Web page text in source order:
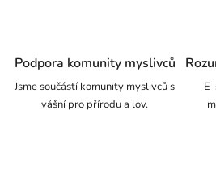
Podpora komunity myslivců
Jsme součástí komunity myslivců s
vášní pro přírodu a lov.